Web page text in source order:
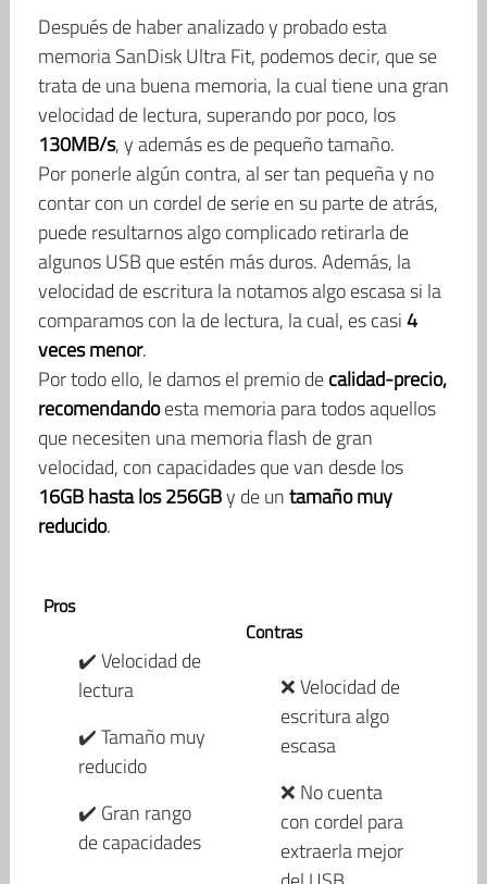
Después de haber analizado y probado esta
memoria SanDisk Ultra Fit, podemos decir, que se
trata de una buena memoria, la cual tiene una gran
velocidad de lectura, superando por poco, los
130MB/s, y además es de pequeño tamaño.
Por ponerle algún contra, al ser tan pequeña y no
contar con un cordel de serie en su parte de atrás,
puede resultarnos algo complicado retirarla de
algunos USB que estén más duros. Además, la
velocidad de escritura la notamos algo escasa si la
comparamos con la de lectura, la cual, es casi4
veces menor.
Por todo ello, le damos el premio decalidad-precio,
recomendandoesta memoria para todos aquellos
que necesiten una memoria flash de gran
velocidad, con capacidades que van desde los
16GB hasta los 256GBy de untamaño muy
reducido.
Pros
✔️ Velocidad de
lectura
✔️ Tamaño muy
reducido
✔️ Gran rango
de capacidades
Contras
❌ Velocidad de
escritura algo
escasa
❌ No cuenta
con cordel para
extraerla mejor